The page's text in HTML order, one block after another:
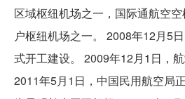
区域枢纽机场之一，国际通航空
户枢纽机场之一。 2008年12月5
式开工建设。 2009年12月1日，航
2011年5月1日，中国民用航空局